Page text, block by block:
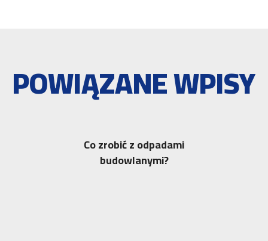
POWIĄZANE WPISY
Co zrobić z odpadami
budowlanymi?